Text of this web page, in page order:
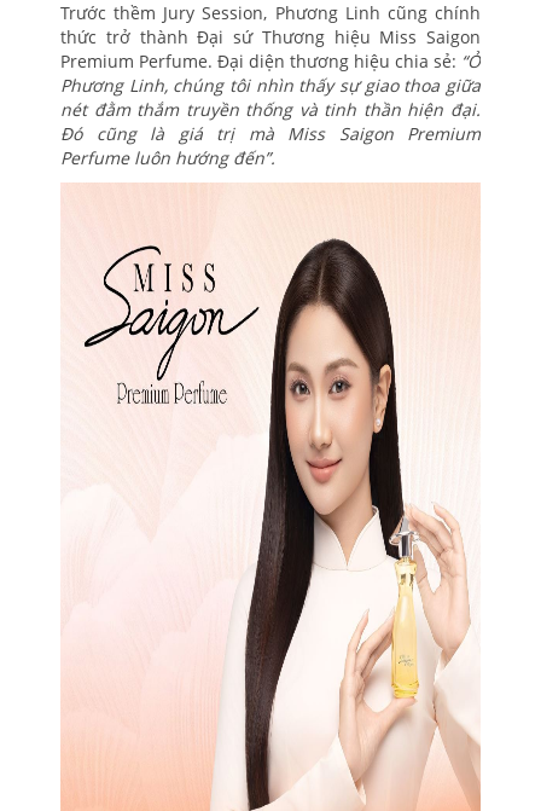
Trước thềm Jury Session, Phương Linh cũng chính
thức trở thành Đại sứ Thương hiệu Miss Saigon
Premium Perfume. Đại diện thương hiệu chia sẻ: “Ở
Phương Linh, chúng tôi nhìn thấy sự giao thoa giữa
nét đằm thắm truyền thống và tinh thần hiện đại.
Đó cũng là giá trị mà Miss Saigon Premium
Perfume luôn hướng đến”.